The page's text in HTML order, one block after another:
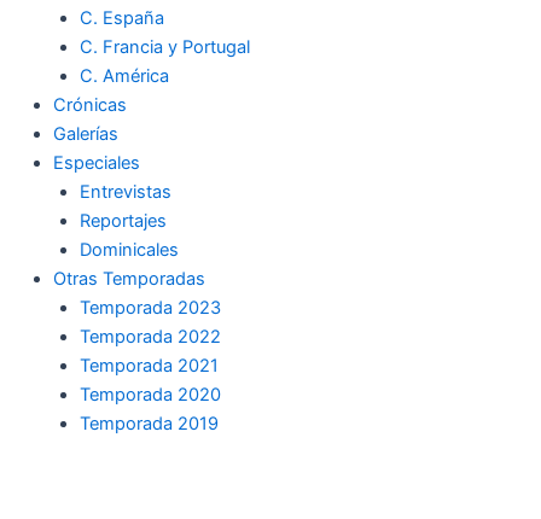
C. España
C. Francia y Portugal
C. América
Crónicas
Galerías
Especiales
Entrevistas
Reportajes
Dominicales
Otras Temporadas
Temporada 2023
Temporada 2022
Temporada 2021
Temporada 2020
Temporada 2019